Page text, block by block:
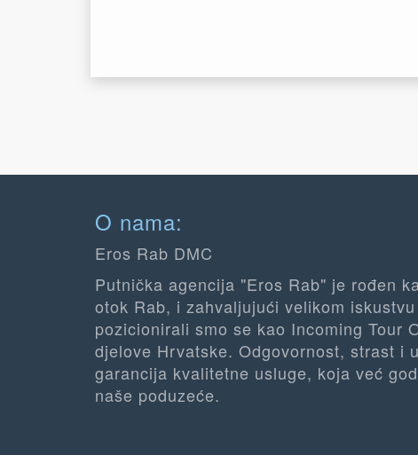
O nama:
Eros Rab DMC
Putnička agencija "Eros Rab" je rođen
otok Rab, i zahvaljujući velikom
pozicionirali smo se kao Incoming Tour
djelove Hrvatske. Odgovornost, strast i
garancija kvalitetne usluge, koja već
naše poduzeće.